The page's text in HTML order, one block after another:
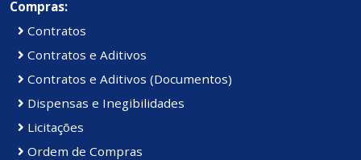
Compras:
Contratos
Contratos e Aditivos
Contratos e Aditivos (Documentos)
Dispensas e Inegibilidades
Licitações
Ordem de Compras